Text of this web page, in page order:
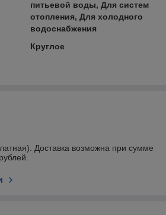
питьевой воды, Для систем
отопления, Для холодного
водоснабжения
Круглое
Доставка возможна при сумме